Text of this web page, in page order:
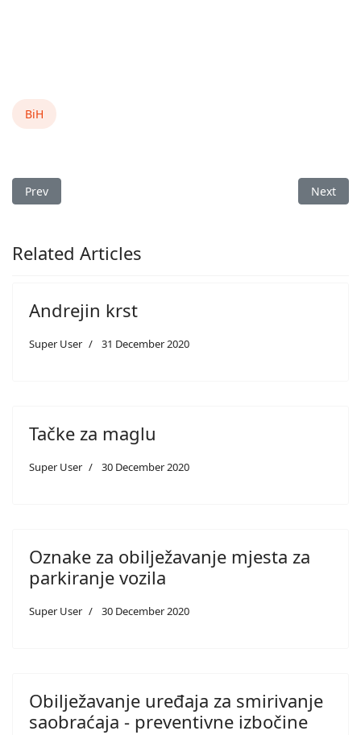
BiH
Previous article: Obilježavanje uređaja za smirivanje
Prev Next
Next
Related Articles
Andrejin krst
Super User 31 December 2020
Tačke za maglu
Super User 30 December 2020
Oznake za obilježavanje mjesta za
parkiranje vozila
Super User 30 December 2020
Obilježavanje uređaja za smirivanje
saobraćaja - preventivne izbočine